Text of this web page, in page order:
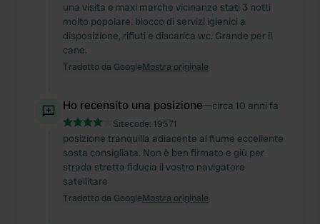
una visita e maxi marche vicinanze stati 3 notti
molto popolare. blocco di servizi igienici a
disposizione, rifiuti e discarica wc. Grande per il
cane.
Tradotto da GoogleMostra originale
Ho recensito una posizione—circa 10 anni fa
Sitecode: 19571
posizione tranquilla adiacente al fiume eccellente
sosta consigliata. Non è ben firmato e giù per
strada stretta fiducia il vostro navigatore
satellitare
Tradotto da GoogleMostra originale